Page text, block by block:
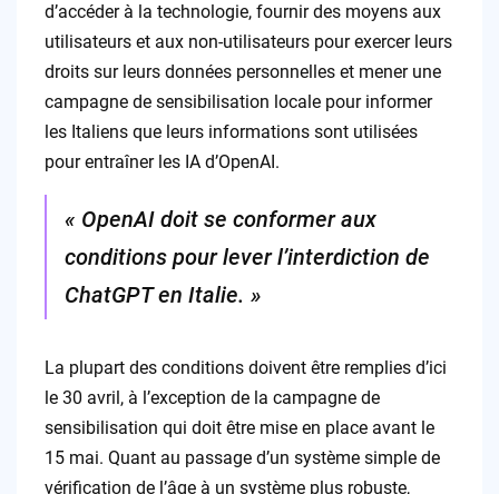
d’accéder à la technologie, fournir des moyens aux
utilisateurs et aux non-utilisateurs pour exercer leurs
droits sur leurs données personnelles et mener une
campagne de sensibilisation locale pour informer
les Italiens que leurs informations sont utilisées
pour entraîner les IA d’OpenAI.
« OpenAI doit se conformer aux
conditions pour lever l’interdiction de
ChatGPT en Italie. »
La plupart des conditions doivent être remplies d’ici
le 30 avril, à l’exception de la campagne de
sensibilisation qui doit être mise en place avant le
15 mai. Quant au passage d’un système simple de
vérification de l’âge à un système plus robuste,